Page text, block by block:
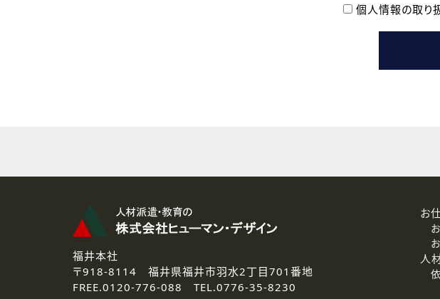
本登録に関するご連絡および本登録時の参考情報とし
なお、ご連絡手段は、電話・Ｅメールのいずれかの方法
3.個人情報の取り扱いの委託
弊社の定める個人情報保護の評価基準を満たした委託先
4.個人情報の開示等について
ご提供いただいた個人情報の開示等（利用目的の通知、
個人情報の取り
福井本社
〒918-8114 福井県福井市羽水2丁目701番地
FREE.0120-776-088 TEL.0776-35-8230
お
人